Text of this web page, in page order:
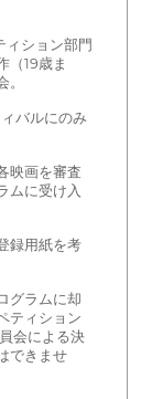
ィション部門
（19歳ま
バルにのみ
映画を審査
ムに受け入
録用紙を考
グラムに却
ティション
会による決
できませ